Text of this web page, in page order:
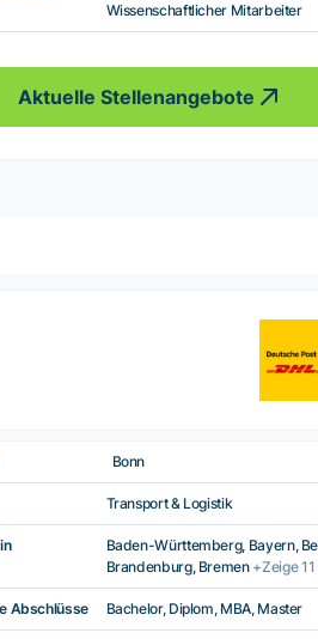
Wissenschaftlicher Mitarbeiter
Aktuelle Stellenangebote
Bonn
Transport & Logistik
Baden-Württemberg, Bayern,
Brandenburg, Bremen +Zeige
Abschlüsse Bachelor, Diplom, MBA, Master